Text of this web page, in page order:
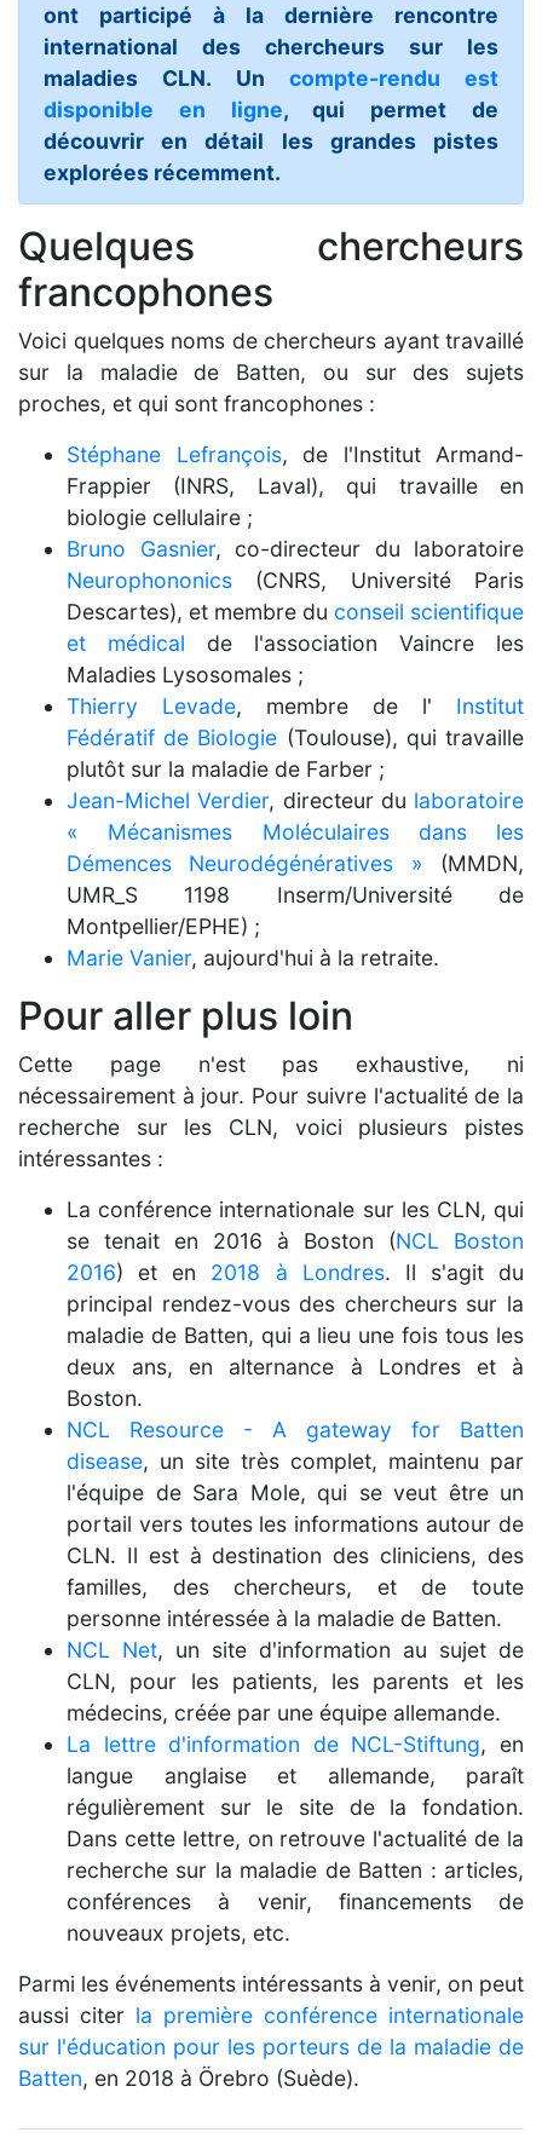
ont participé à la dernière rencontre
international des chercheurs sur les
maladies CLN. Un compte-rendu est
disponible en ligne, qui permet de
découvrir en détail les grandes pistes
explorées récemment.
Quelques chercheurs
francophones
Voici quelques noms de chercheurs ayant travaillé
sur la maladie de Batten, ou sur des sujets
proches, et qui sont francophones :
Stéphane Lefrançois, de l'Institut Armand-
Frappier (INRS, Laval), qui travaille en
biologie cellulaire ;
Bruno Gasnier, co-directeur du laboratoire
Neurophononics (CNRS, Université Paris
Descartes), et membre du conseil scientifique
et médical de l'association Vaincre les
Maladies Lysosomales ;
Thierry Levade, membre de l' Institut
Fédératif de Biologie (Toulouse), qui travaille
plutôt sur la maladie de Farber ;
Jean-Michel Verdier, directeur du laboratoire
« Mécanismes Moléculaires dans les
Démences Neurodégénératives » (MMDN,
UMR_S 1198 Inserm/Université de
Montpellier/EPHE) ;
Marie Vanier, aujourd'hui à la retraite.
Pour aller plus loin
Cette page n'est pas exhaustive, ni
nécessairement à jour. Pour suivre l'actualité de la
recherche sur les CLN, voici plusieurs pistes
intéressantes :
La conférence internationale sur les CLN, qui
se tenait en 2016 à Boston (NCL Boston
2016) et en 2018 à Londres. Il s'agit du
principal rendez-vous des chercheurs sur la
maladie de Batten, qui a lieu une fois tous les
deux ans, en alternance à Londres et à
Boston.
NCL Resource - A gateway for Batten
disease, un site très complet, maintenu par
l'équipe de Sara Mole, qui se veut être un
portail vers toutes les informations autour de
CLN. Il est à destination des cliniciens, des
familles, des chercheurs, et de toute
personne intéressée à la maladie de Batten.
NCL Net, un site d'information au sujet de
CLN, pour les patients, les parents et les
médecins, créée par une équipe allemande.
La lettre d'information de NCL-Stiftung, en
langue anglaise et allemande, paraît
régulièrement sur le site de la fondation.
Dans cette lettre, on retrouve l'actualité de la
recherche sur la maladie de Batten : articles,
conférences à venir, financements de
nouveaux projets, etc.
Parmi les événements intéressants à venir, on peut
aussi citer la première conférence internationale
sur l'éducation pour les porteurs de la maladie de
Batten, en 2018 à Örebro (Suède).